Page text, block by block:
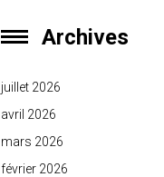
Archives
juillet 2026
avril 2026
mars 2026
février 2026